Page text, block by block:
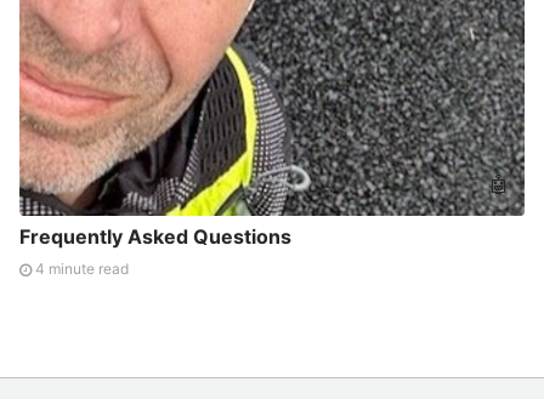
🤖
Frequently Asked Questions
4 minute read